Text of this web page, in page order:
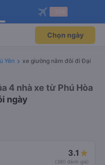
độc
Mở app
máy bay qua
Mở app
Chọn ngày
Yên
xe giường nằm đôi đi Đại
4 nhà xe từ Phú Hòa
ngày
3.1
(380 đánh giá)